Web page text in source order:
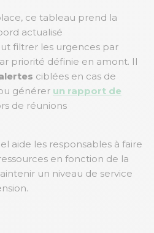
ce tableau prend la
actualisé
filtrer les urgences par
priorité définie en amont. Il
ciblées en cas de
générer un rapport de
de réunions
aide les responsables à faire
en fonction de la
un niveau de service